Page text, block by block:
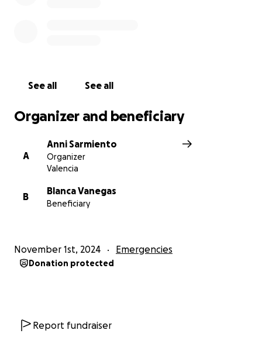
See all See all
Organizer and beneficiary
A
Anni Sarmiento
Organizer
Valencia
B
Blanca Vanegas
Beneficiary
November 1st, 2024 Emergencies
Donation protected
Report fundraiser